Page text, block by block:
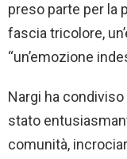
preso parte per la
fascia tricolore,
“un’emozione
Nargi ha condiviso
stato
comunità,